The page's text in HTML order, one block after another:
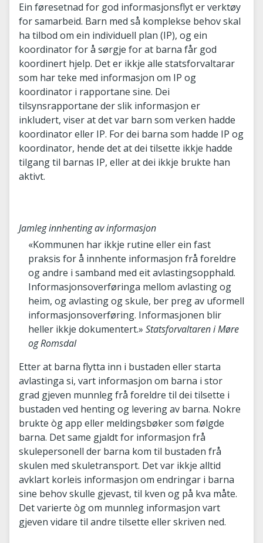
Ein føresetnad for god informasjonsflyt er verktøy
for samarbeid. Barn med så komplekse behov skal
ha tilbod om ein individuell plan (IP), og ein
koordinator for å sørgje for at barna får god
koordinert hjelp. Det er ikkje alle statsforvaltarar
som har teke med informasjon om IP og
koordinator i rapportane sine. Dei
tilsynsrapportane der slik informasjon er
inkludert, viser at det var barn som verken hadde
koordinator eller IP. For dei barna som hadde IP og
koordinator, hende det at dei tilsette ikkje hadde
tilgang til barnas IP, eller at dei ikkje brukte han
aktivt.
Jamleg innhenting av informasjon
«Kommunen har ikkje rutine eller ein fast
praksis for å innhente informasjon frå foreldre
og andre i samband med eit avlastingsopphald.
Informasjonsoverføringa mellom avlasting og
heim, og avlasting og skule, ber preg av uformell
informasjonsoverføring. Informasjonen blir
heller ikkje dokumentert.» Statsforvaltaren i Møre
og Romsdal
Etter at barna flytta inn i bustaden eller starta
avlastinga si, vart informasjon om barna i stor
grad gjeven munnleg frå foreldre til dei tilsette i
bustaden ved henting og levering av barna. Nokre
brukte òg app eller meldingsbøker som følgde
barna. Det same gjaldt for informasjon frå
skulepersonell der barna kom til bustaden frå
skulen med skuletransport. Det var ikkje alltid
avklart korleis informasjon om endringar i barna
sine behov skulle gjevast, til kven og på kva måte.
Det varierte òg om munnleg informasjon vart
gjeven vidare til andre tilsette eller skriven ned.